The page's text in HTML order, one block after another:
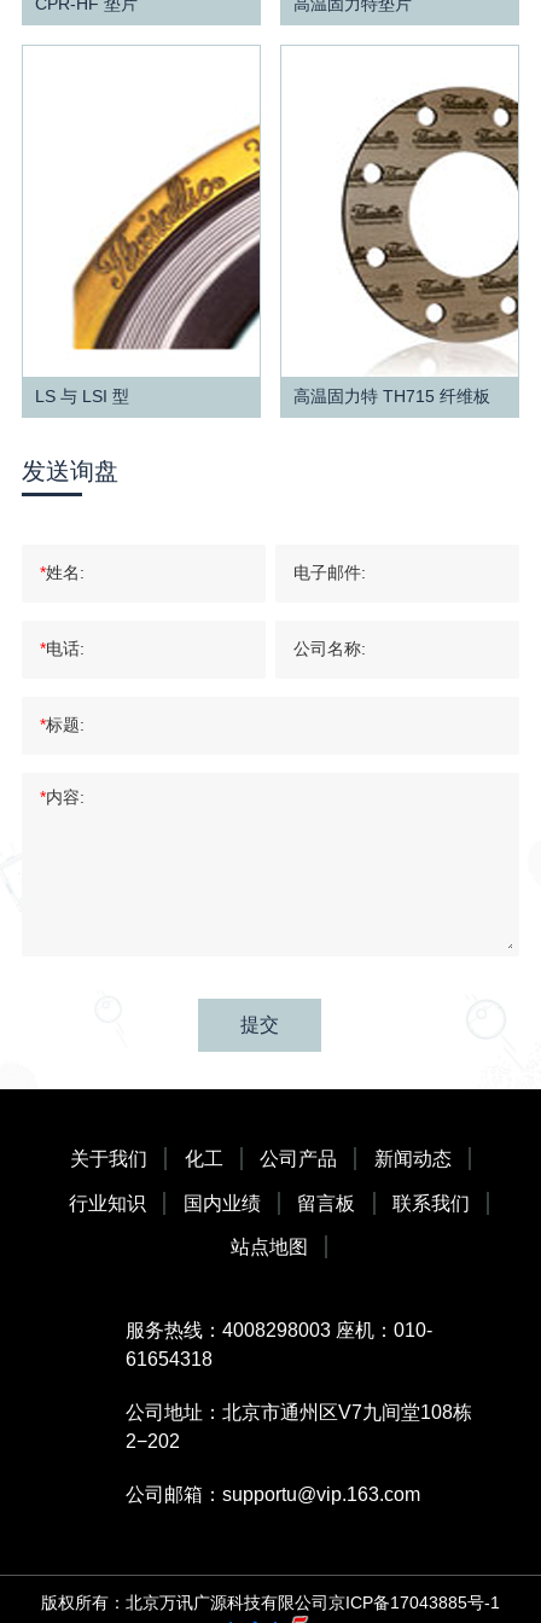
查看更多 查看更多
LS 与 LSI 型 高温固力特 TH715 纤维板
发送询盘
*姓名: 电子邮件:
*电话: 公司名称:
*标题:
*内容:
提交
关于我们 化工 公司产品 新闻动态
行业知识 国内业绩 留言板 联系我们
站点地图
服务热线：4008298003 座机：010-
61654318
公司地址：北京市通州区V7九间堂108栋
2−202
公司邮箱：supportu@vip.163.com
版权所有：北京万讯广源科技有限公司京ICP备17043885号-1